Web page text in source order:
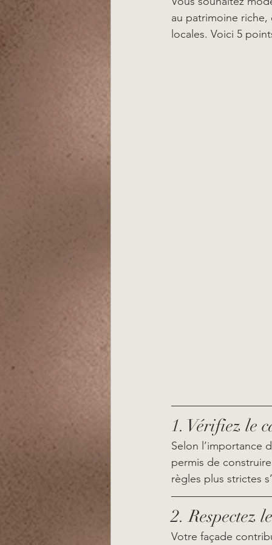
au patrimoine
locales. Voici 5
1. Vérifiez le
Selon l’importance
permis de
règles plus strictes
2. Respectez
Votre façade